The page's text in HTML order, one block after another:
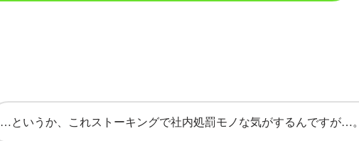
…というか、これストーキングで社内処罰モノな気がするんですが…。